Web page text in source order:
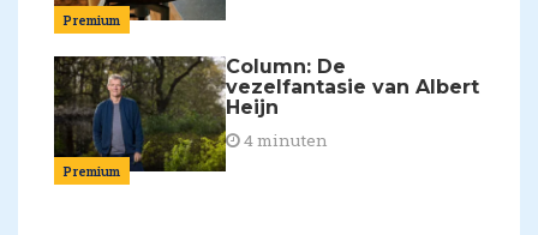
Premium
Premium
Column: De
vezelfantasie van Albert
Heijn
4 minuten